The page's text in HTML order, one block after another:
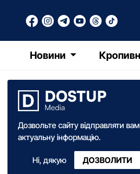
Новини
Дозвольте сайту відправляти вам
актуальну інформацію.
Ні, дякую ДОЗВОЛИТИ
У
Олександр Козловський
20 квітня·2022